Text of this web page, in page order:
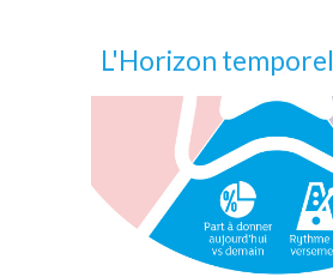
L'Horizon temporel